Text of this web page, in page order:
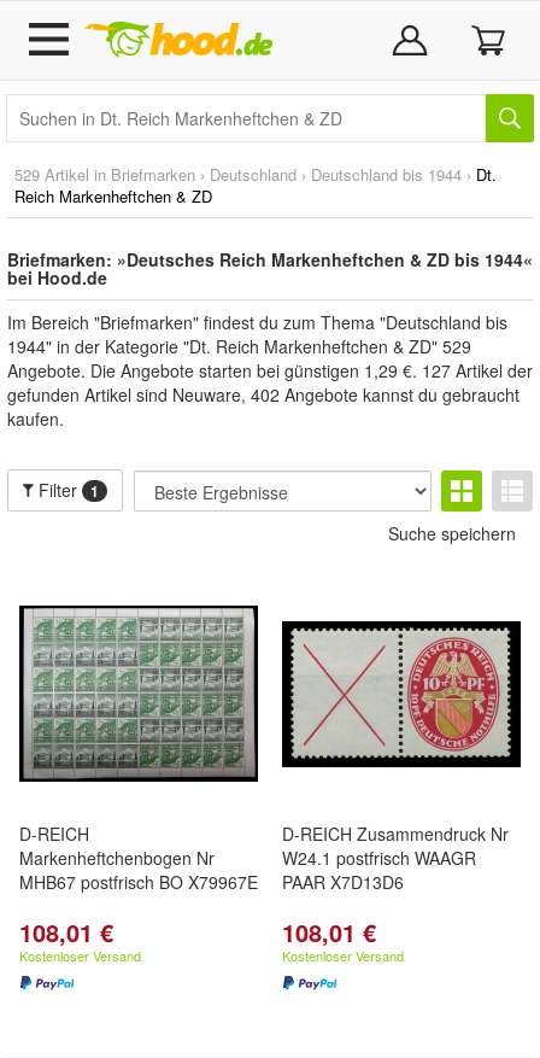
529 Artikel in Briefmarken › Deutschland › Deutschland bis 1944 › Dt.
Reich Markenheftchen & ZD
Briefmarken: »Deutsches Reich Markenheftchen & ZD bis 1944«
bei Hood.de
Im Bereich "Briefmarken" findest du zum Thema "Deutschland bis
1944" in der Kategorie "Dt. Reich Markenheftchen & ZD" 529
Angebote. Die Angebote starten bei günstigen 1,29 €. 127 Artikel der
gefunden Artikel sind Neuware, 402 Angebote kannst du gebraucht
kaufen.
Filter 1
Suche speichern
D-REICH
Markenheftchenbogen Nr
MHB67 postfrisch BO X79967E
108,01 €
Kostenloser Versand
D-REICH Zusammendruck Nr
W24.1 postfrisch WAAGR
PAAR X7D13D6
108,01 €
Kostenloser Versand